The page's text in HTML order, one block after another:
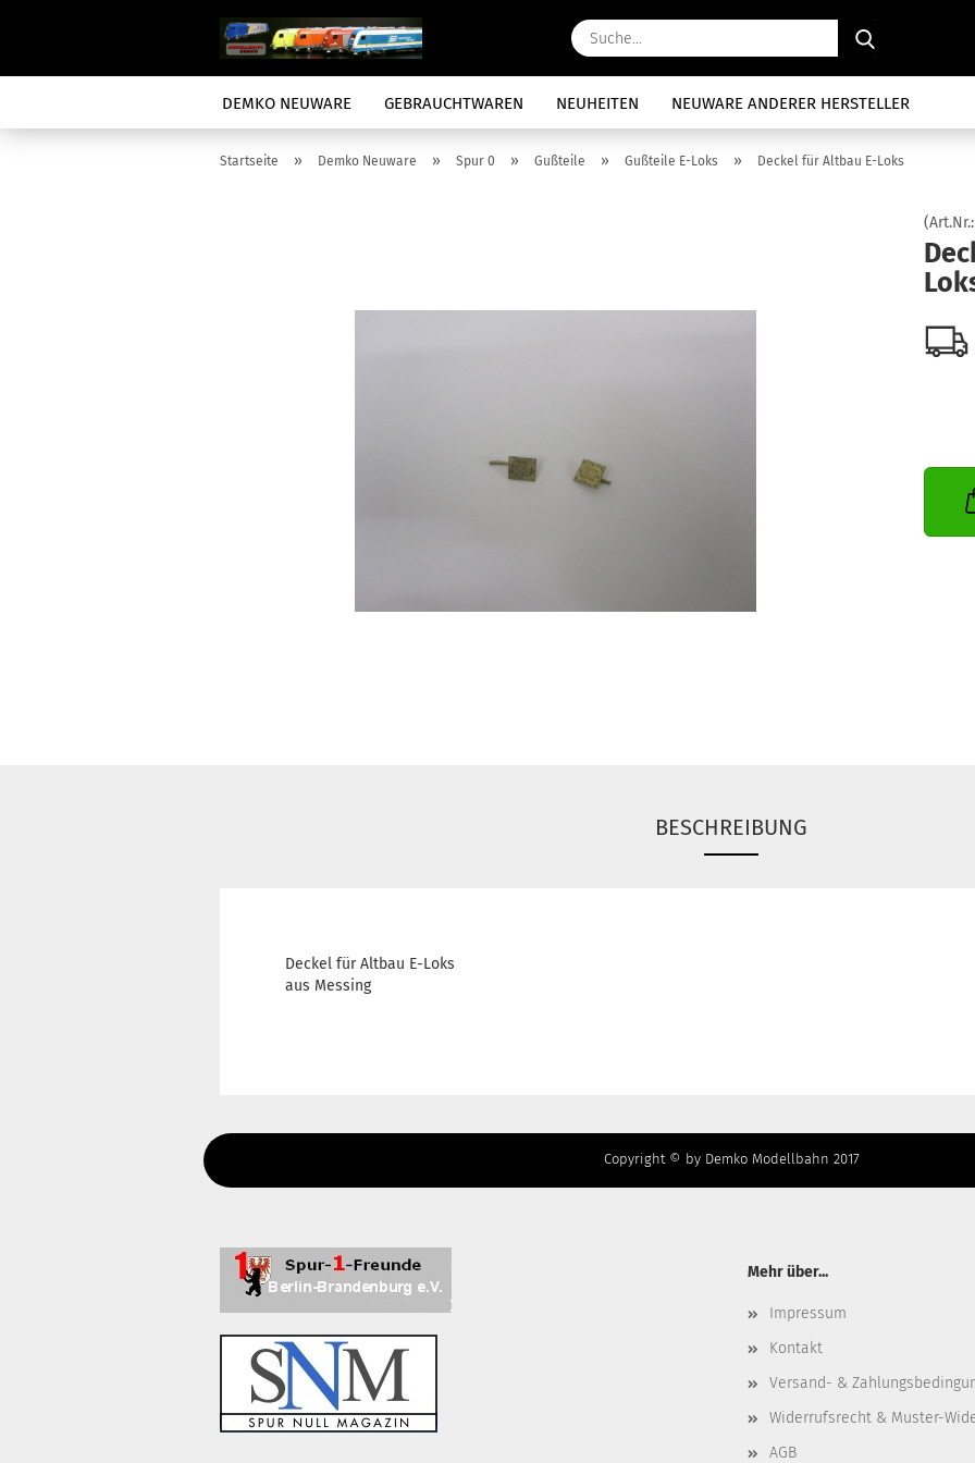
DEMKO NEUWARE GEBRAUCHTWAREN NEUHEITEN NEUWARE ANDERER HERSTELLER
Startseite » Demko Neuware » Spur 0 » Gußteile » Gußteile E-Loks » Deckel für Altbau E-Loks
(Art.Nr.:
BESCHREIBUNG
Deckel für Altbau E-Loks
aus Messing
Copyright © by Demko Modellbahn 2017
Mehr über...
Impressum
Kontakt
Versand- &
Widerrufsrecht & Muster-
AGB